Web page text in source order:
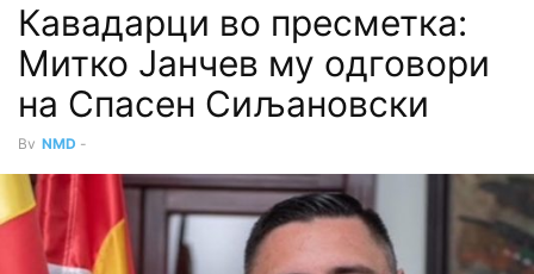
Кавадарци во пресметка:
Митко Јанчев му одговори
на Спасен Сиљановски
By NMD -